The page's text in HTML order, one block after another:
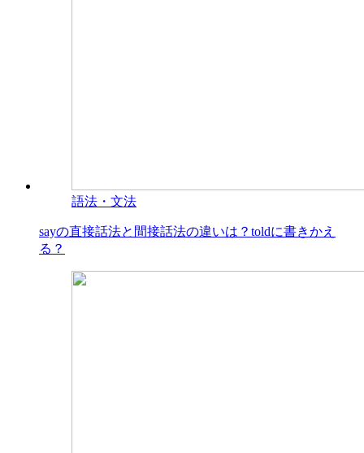
語法・文法
sayの直接話法と間接話法の違いは？toldに書きかえ
る？